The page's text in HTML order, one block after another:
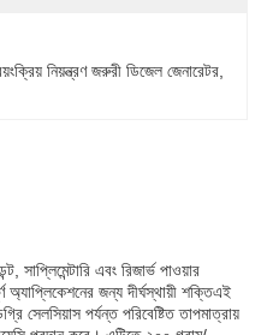
নিয়ন্ত্রণ জরুরী ডিজেল জেনারেটর
সাপ্লিমেন্টারি এবং রিজার্ভ পাওয়ার
অ্যাপ্লিকেশনের জন্য দীর্ঘস্থায়ী শক্তিএই
সেলসিয়াস পর্যন্ত পরিবেষ্টিত তাপমাত্রায়